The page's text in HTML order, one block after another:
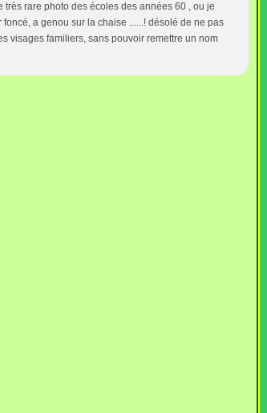
rare photo des écoles des années 60 , ou je
a genou sur la chaise ......! désolé de ne pas
visages familiers, sans pouvoir remettre un nom